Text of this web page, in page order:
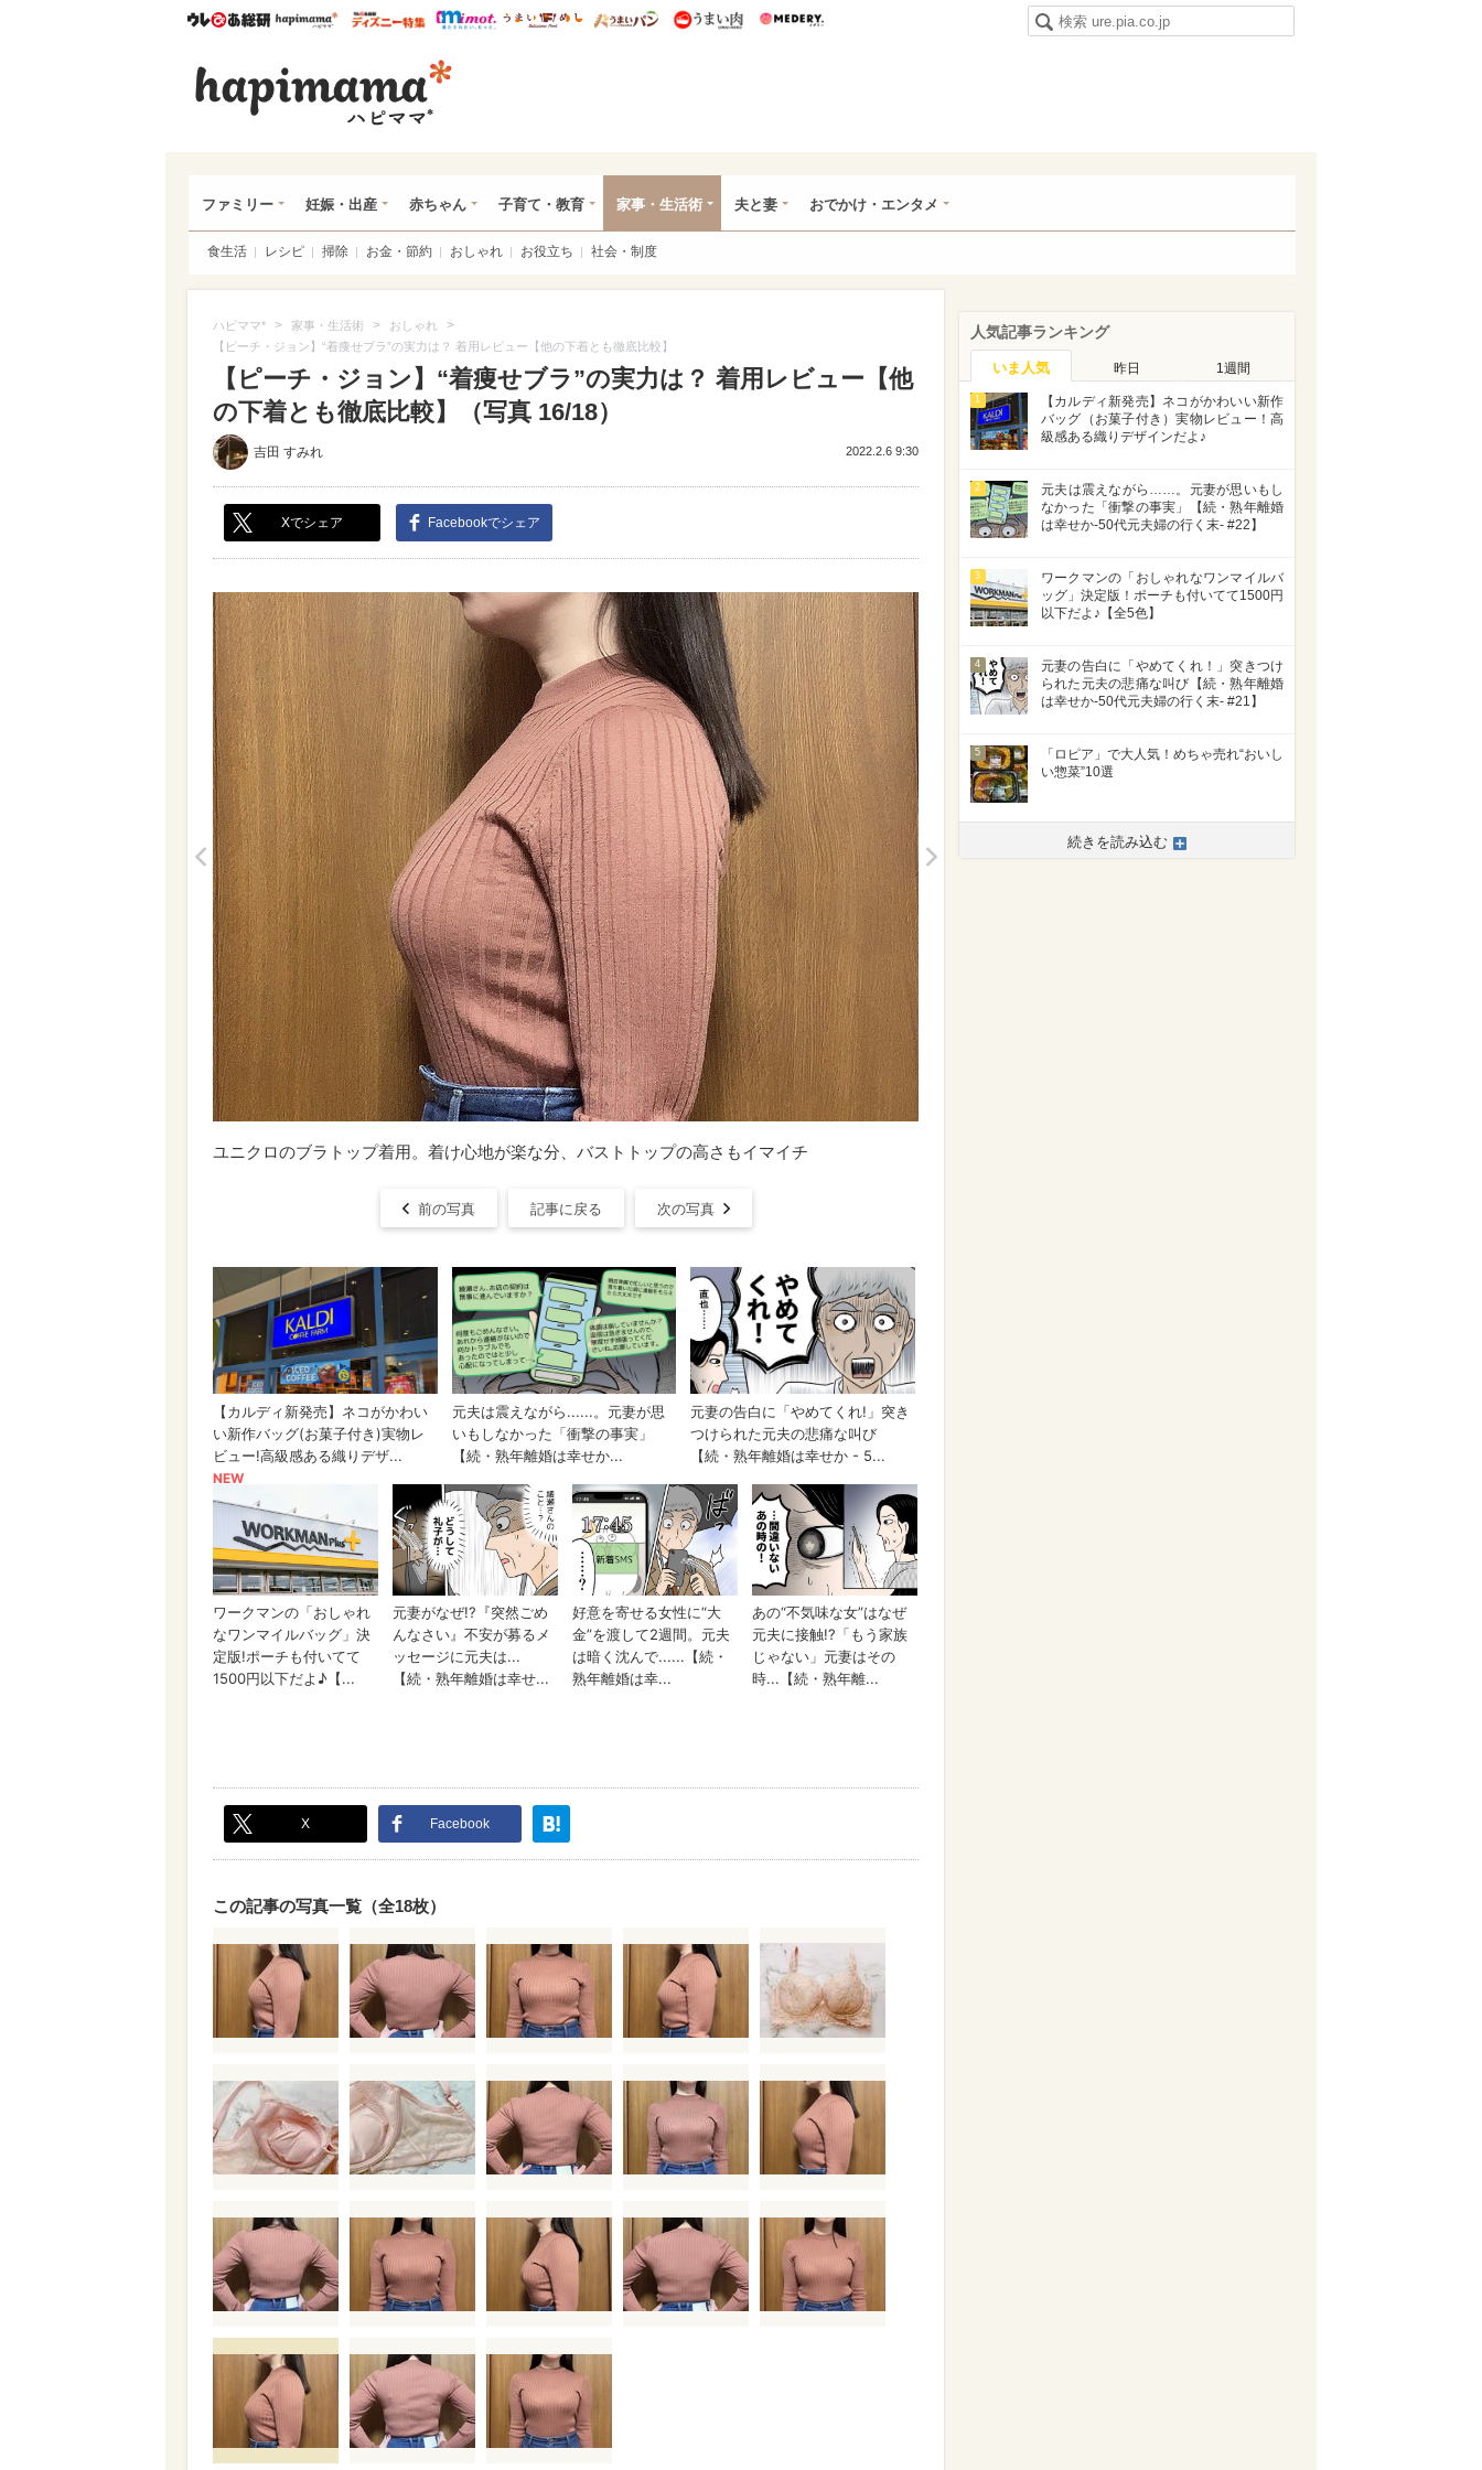
ウレぴあ総研ハピママ* ウレぴあ総研 ディズニー特集
mimot. うまいめし うまいパン うまい肉
ファミリー 妊娠・出産 赤ちゃん 子育て・教育 家事・生活術 夫と妻 おでかけ・エンタメ
食生活 レシピ 掃除 お金・節約 おしゃれ お役立ち 社会・制度
ハピママ* > 家事・生活術 > おしゃれ >
【ピーチ・ジョン】“着痩せブラ”の実力は？ 着用レビュー【他の下着とも徹底比較】
【ピーチ・ジョン】“着痩せブラ”の実力は？ 着用レビュー【他
の下着とも徹底比較】（写真 16/18）
吉田 すみれ 2022.2.6 9:30
Xでシェア Facebookでシェア
ユニクロのブラトップ着用。着け心地が楽な分、バストトップの高さもイマイチ
前の写真 記事に戻る 次の写真
X Facebook
この記事の写真一覧（全18枚）
人気記事ランキング
いま人気 昨日 1週間
1
【カルディ新発売】ネコがかわいい新作
バッグ（お菓子付き）実物レビュー！高
級感ある織りデザインだよ♪
2
元夫は震えながら……。元妻が思いもし
なかった「衝撃の事実」【続・熟年離婚
は幸せか-50代元夫婦の行く末- #22】
3
ワークマンの「おしゃれなワンマイルバ
ッグ」決定版！ポーチも付いてて1500円
以下だよ♪【全5色】
4
元妻の告白に「やめてくれ！」突きつけ
られた元夫の悲痛な叫び【続・熟年離婚
は幸せか-50代元夫婦の行く末- #21】
5
「ロピア」で大人気！めちゃ売れ“おいし
い惣菜”10選
続きを読み込む